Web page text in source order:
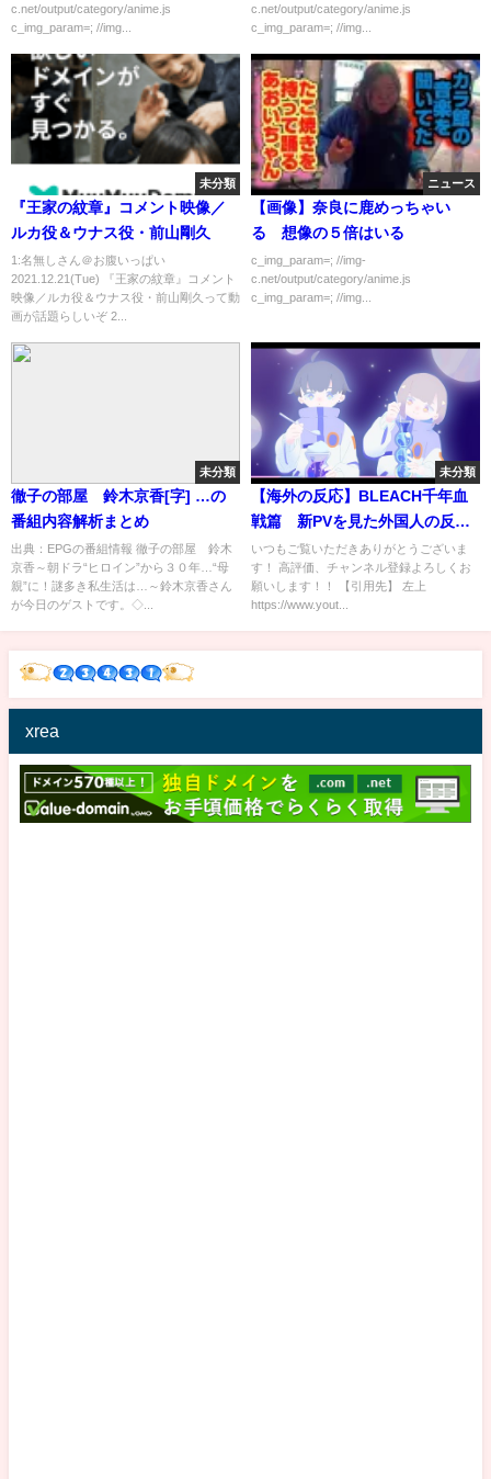
c.net/output/category/anime.js
c_img_param=; //img...
c.net/output/category/anime.js
c_img_param=; //img...
未分類
『王家の紋章』コメント映像／
ルカ役＆ウナス役・前山剛久
1:名無しさん＠お腹いっぱい
2021.12.21(Tue) 『王家の紋章』コメント
映像／ルカ役＆ウナス役・前山剛久って動
画が話題らしいぞ 2...
ニュース
【画像】奈良に鹿めっちゃい
る 想像の５倍はいる
c_img_param=; //img-
c.net/output/category/anime.js
c_img_param=; //img...
未分類
徹子の部屋 鈴木京香[字] …の
番組内容解析まとめ
出典：EPGの番組情報 徹子の部屋 鈴木
京香～朝ドラ“ヒロイン”から３０年…“母
親”に！謎多き私生活は…～鈴木京香さん
が今日のゲストです。◇...
未分類
【海外の反応】BLEACH千年血
戦篇 新PVを見た外国人の反
応 Bleach Thousand -Year
Blood War Acr Official Trailer
Reaction Mashup
いつもご覧いただきありがとうございま
す！ 高評価、チャンネル登録よろしくお
願いします！！ 【引用先】 左上
https://www.yout...
xrea